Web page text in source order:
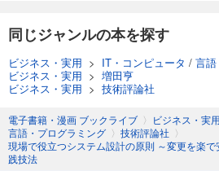
同じジャンルの本を探す
ビジネス・実用 > IT・コンピュータ / 言
ビジネス・実用 > 増田亨
ビジネス・実用 > 技術評論社
電子書籍・漫画 ブックライブ 〉 ビジネス・実用
言語・プログラミング 〉 技術評論社 〉
現場で役立つシステム設計の原則 ～変更を楽
践技法